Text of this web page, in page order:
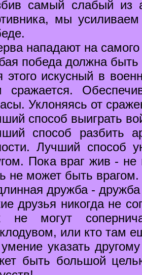
самый слабый из
мы
нападают на самого
победа должна быть
этого искусный в
сражается.
Уклоняясь от
способ выиграть
способ разбить
Лучший способ
Пока враг жив -
не может быть
дружба -
друзья никогда не
не могут
или кто там
указать
быть большой